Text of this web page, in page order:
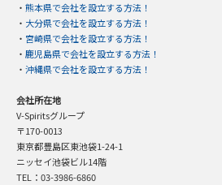
・ 熊本県で会社を設立する方法！
・ 大分県で会社を設立する方法！
・ 宮崎県で会社を設立する方法！
・ 鹿児島県で会社を設立する方法！
・ 沖縄県で会社を設立する方法！
会社所在地
V-Spiritsグループ
〒170-0013
東京都豊島区東池袋1-24-1
ニッセイ池袋ビル14階
TEL：03-3986-6860